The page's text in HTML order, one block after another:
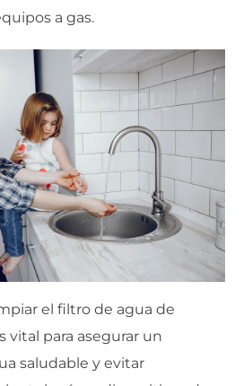
a gas.
el filtro de agua de
vital para asegurar un
saludable y evitar